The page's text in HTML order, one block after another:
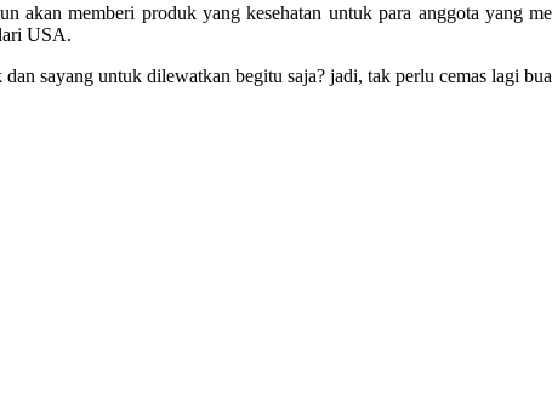
akan memberi produk yang kesehatan untuk para anggota yang
USA.
sayang untuk dilewatkan begitu saja? jadi, tak perlu cemas lagi